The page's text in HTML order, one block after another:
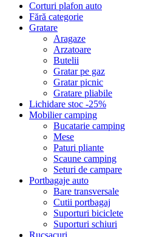
Corturi plafon auto
Fără categorie
Gratare
Aragaze
Arzatoare
Butelii
Gratar pe gaz
Gratar picnic
Gratare pliabile
Lichidare stoc -25%
Mobilier camping
Bucatarie camping
Mese
Paturi pliante
Scaune camping
Seturi de campare
Portbagaje auto
Bare transversale
Cutii portbagaj
Suporturi biciclete
Suporturi schiuri
Rucsacuri